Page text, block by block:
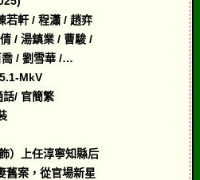
若軒 / 程瀟 / 趙弈
/ 湯鎮業 / 曹駿 /
喬 / 劉雪華 /…
MkV
話/ 官簡繁
）上任淳寧知縣后
舊案，從官場新星